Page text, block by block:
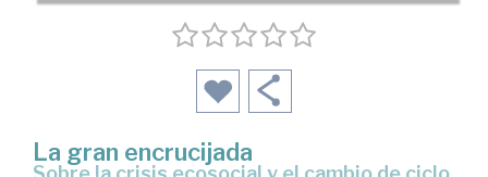
La gran encrucijada